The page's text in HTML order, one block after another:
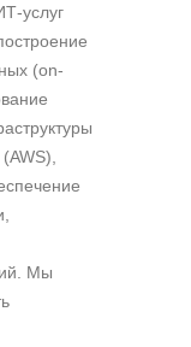
услуг
(on-
Мы